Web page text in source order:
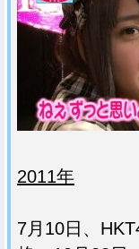
2011年
7月10日、